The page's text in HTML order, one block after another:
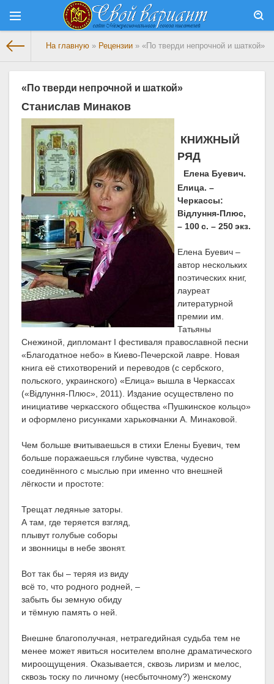
На главную » Рецензии » «По тверди непрочной и шаткой»
«По тверди непрочной и шаткой»
Станислав Минаков
КНИЖНЫЙ
РЯД
Елена Буевич.
Елица. –
Черкассы:
Відлуння-Плюс,
– 100 с. – 250 экз.
Елена Буевич –
автор нескольких
поэтических книг,
лауреат
литературной
премии им.
Татьяны
Снежиной, дипломант I фестиваля православной песни
«Благодатное небо» в Киево-Печерской лавре. Новая
книга её стихотворений и переводов (с сербского,
польского, украинского) «Елица» вышла в Черкассах
(«Відлуння-Плюс», 2011). Издание осуществлено по
инициативе черкасского общества «Пушкинское кольцо»
и оформлено рисунками харьковчанки А. Минаковой.
Чем больше вчитываешься в стихи Елены Буевич, тем
больше поражаешься глубине чувства, чудесно
соединённого с мыслью при именно что внешней
лёгкости и простоте:
Трещат ледяные заторы.
А там, где теряется взгляд,
плывут голубые соборы
и звонницы в небе звонят.
Вот так бы – теряя из виду
всё то, что родного родней, –
забыть бы земную обиду
и тёмную память о ней.
Внешне благополучная, нетрагедийная судьба тем не
менее может явиться носителем вполне драматического
мироощущения. Оказывается, сквозь лиризм и мелос,
сквозь тоску по личному (несбыточному?) женскому